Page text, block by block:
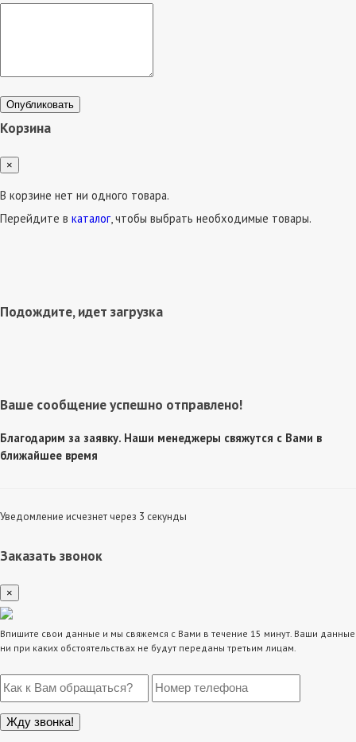
Опубликовать
Корзина
×
В корзине нет ни одного товара.
Перейдите в каталог, чтобы выбрать необходимые товары.
Подождите, идет загрузка
Ваше сообщение успешно отправлено!
Благодарим за заявку. Наши менеджеры свяжутся с Вами в
ближайшее время
Уведомление исчезнет через 3 секунды
Заказать звонок
×
Впишите свои данные и мы свяжемся с Вами в течение 15 минут. Ваши данные
ни при каких обстоятельствах не будут переданы третьим лицам.